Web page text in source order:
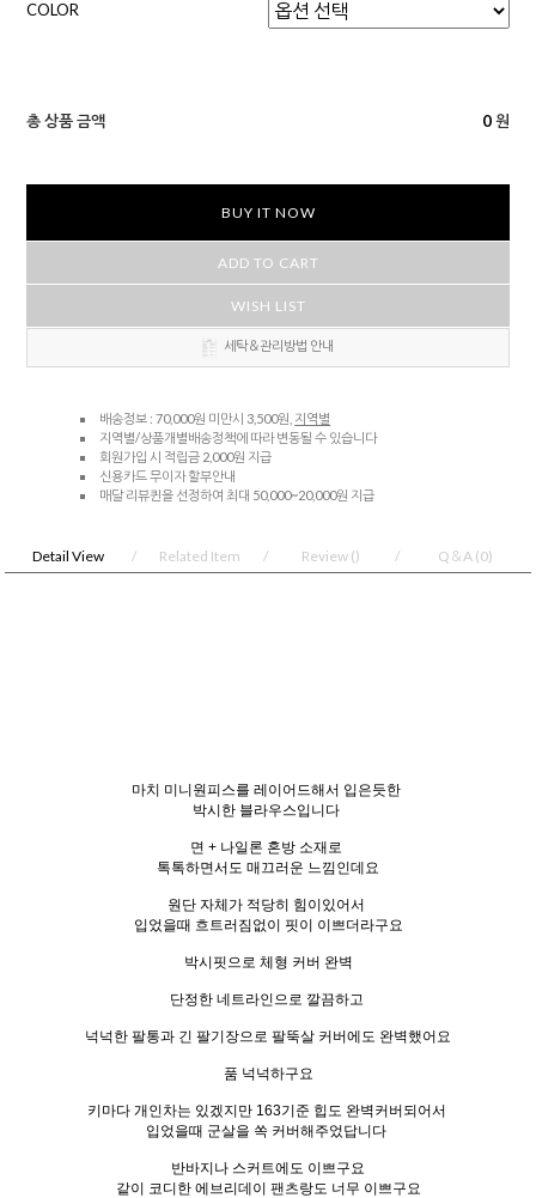
COLOR
총 상품 금액 0 원
BUY IT NOW
ADD TO CART
WISH LIST
세탁＆관리방법 안내
배송정보 : 70,000원 미만시 3,500원, 지역별
지역별/상품개별배송정책에 따라 변동될 수 있습니다
회원가입 시 적립금 2,000원 지급
신용카드 무이자 할부안내
매달 리뷰퀸을 선정하여 최대 50,000~20,000원 지급
Detail View Related Item Review () Q＆A (0)
마치 미니원피스를 레이어드해서 입은듯한
박시한 블라우스입니다
면 + 나일론 혼방 소재로
톡톡하면서도 매끄러운 느낌인데요
원단 자체가 적당히 힘이있어서
입었을때 흐트러짐없이 핏이 이쁘더라구요
박시핏으로 체형 커버 완벽
단정한 네트라인으로 깔끔하고
넉넉한 팔통과 긴 팔기장으로 팔뚝살 커버에도 완벽했어요
품 넉넉하구요
키마다 개인차는 있겠지만 163기준 힙도 완벽커버되어서
입었을때 군살을 쏙 커버해주었답니다
반바지나 스커트에도 이쁘구요
같이 코디한 에브리데이 팬츠랑도 너무 이쁘구요